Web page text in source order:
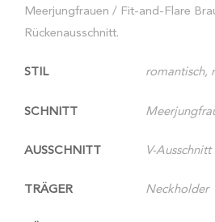
Meerjungfrauen / Fit-and-Flare
Rückenausschnitt.
STIL romantisch,
SCHNITT
AUSSCHNITT V-Ausschnitt
TRÄGER Neckholder